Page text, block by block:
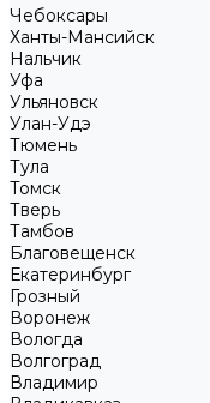
Чебоксары
Ханты-Мансийск
Нальчик
Уфа
Ульяновск
Улан-Удэ
Тюмень
Тула
Томск
Тверь
Тамбов
Благовещенск
Екатеринбург
Грозный
Воронеж
Вологда
Волгоград
Владимир